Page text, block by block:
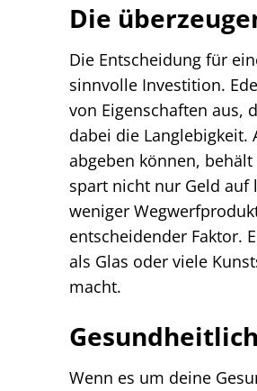
Die
Die Entscheidung für
sinnvolle Investition.
von Eigenschaften aus,
dabei die Langlebigkeit.
abgeben können,
spart nicht nur Geld auf
weniger
entscheidender Faktor.
als Glas oder viele
macht.
Wenn es um deine